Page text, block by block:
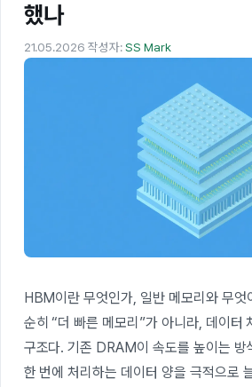
했나
21.05.2026 작성자:SS Mark
HBM이란 무엇인가, 일반 메모리와 무
순히 “더 빠른 메모리”가 아니라, 데이터
구조다. 기존 DRAM이 속도를 높이는
한 번에 처리하는 데이터 양을 극적으로